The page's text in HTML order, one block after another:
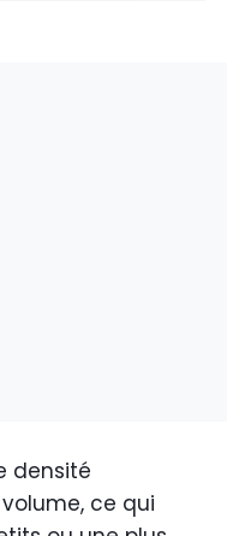
densité
ce qui